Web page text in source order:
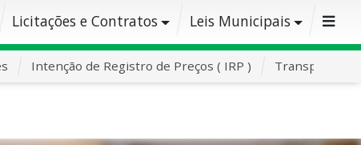
Licitações e Contratos Leis Municipais
Intenção de Registro de Preços ( IRP ) Transporte